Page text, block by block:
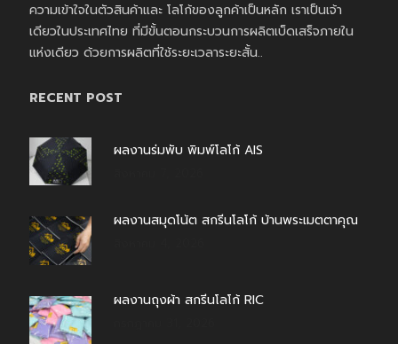
ความเข้าใจในตัวสินค้าและ โลโก้ของลูกค้าเป็นหลัก เราเป็นเจ้า
เดียวในประเทศไทย ที่มีขั้นตอนกระบวนการผลิตเบ็ดเสร็จภายใน
แห่งเดียว ด้วยการผลิตที่ใช้ระยะเวลาระยะสั้น..
RECENT POST
ผลงานร่มพับ พิมพ์โลโก้ AIS
ผลงานสมุดโน้ต สกรีนโลโก้ บ้านพระเมตตาคุณ
ผลงานถุงผ้า สกรีนโลโก้ RIC